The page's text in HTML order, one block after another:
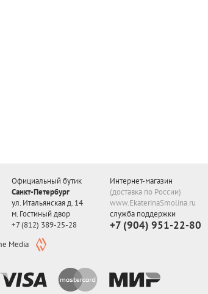
Официальный бутик
Санкт-Петербург
ул. Итальянская д. 14
м. Гостиный двор
+7 (812) 389-25-28
Интернет-магазин
(доставка по России)
www.EkaterinaSmolina.ru
служба поддержки
+7 (904) 951-22-80
Media